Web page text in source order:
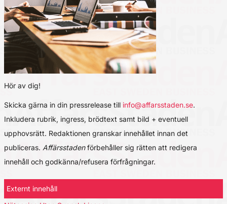
Hör av dig!
Skicka gärna in din pressrelease till info@affarsstaden.se.
Inkludera rubrik, ingress, brödtext samt bild + eventuell
upphovsrätt. Redaktionen granskar innehållet innan det
publiceras. Affärsstadenförbehåller sig rätten att redigera
innehåll och godkänna/refusera förfrågningar.
Externt innehåll